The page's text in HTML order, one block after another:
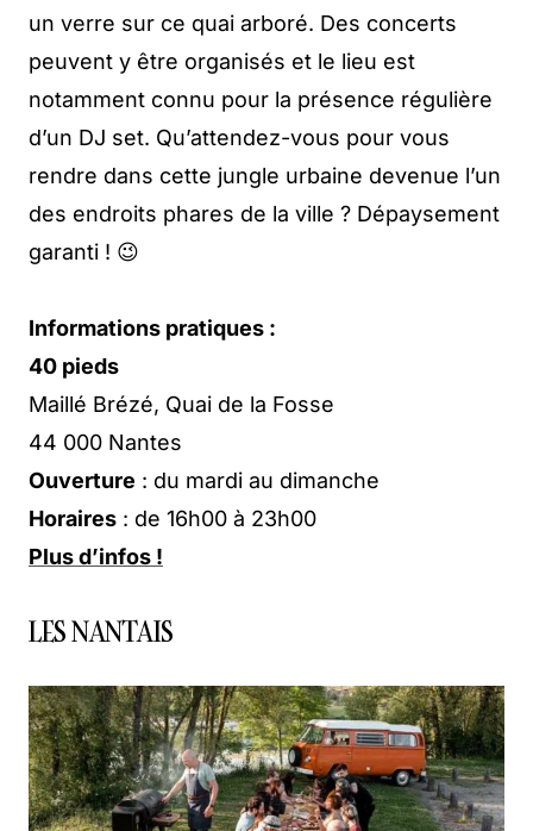
un verre sur ce quai arboré. Des concerts
peuvent y être organisés et le lieu est
notamment connu pour la présence régulière
d’un DJ set. Qu’attendez-vous pour vous
rendre dans cette jungle urbaine devenue l’un
des endroits phares de la ville ? Dépaysement
garanti ! 😉
Informations pratiques :
40 pieds
Maillé Brézé, Quai de la Fosse
44 000 Nantes
Ouverture : du mardi au dimanche
Horaires : de 16h00 à 23h00
Plus d’infos !
LES NANTAIS